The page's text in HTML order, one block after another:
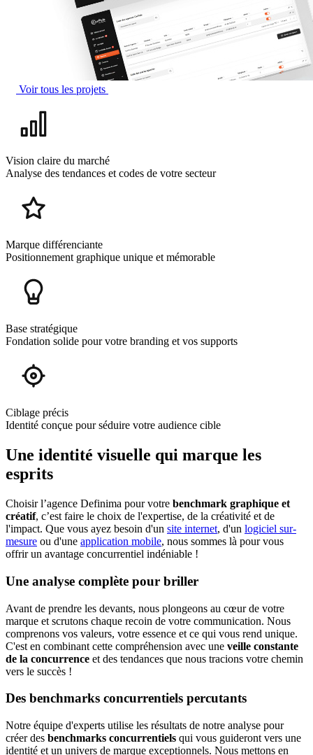
Voir tous les projets
Vision claire du marché
Analyse des tendances et codes de votre secteur
Marque différenciante
Positionnement graphique unique et mémorable
Base stratégique
Fondation solide pour votre branding et vos supports
Ciblage précis
Identité conçue pour séduire votre audience cible
Une identité visuelle qui marque les
esprits
Choisir l’agence Definima pour votre benchmark graphique et
créatif, c’est faire le choix de l'expertise, de la créativité et de
l'impact. Que vous ayez besoin d'un site internet, d'un logiciel sur-
mesure ou d'une application mobile, nous sommes là pour vous
offrir un avantage concurrentiel indéniable !
Une analyse complète pour briller
Avant de prendre les devants, nous plongeons au cœur de votre
marque et scrutons chaque recoin de votre communication. Nous
comprenons vos valeurs, votre essence et ce qui vous rend unique.
C'est en combinant cette compréhension avec une veille constante
de la concurrence et des tendances que nous tracions votre chemin
vers le succès !
Des benchmarks concurrentiels percutants
Notre équipe d'experts utilise les résultats de notre analyse pour
créer des benchmarks concurrentiels qui vous guideront vers une
identité et un univers de marque exceptionnels. Nous mettons en